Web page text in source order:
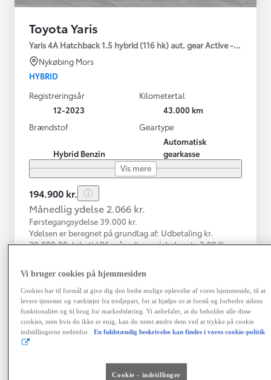
Toyota Yaris
Yaris 4A Hatchback 1.5 hybrid (116 hk) aut. gear Active -
Nykøbing Mors
HYBRID
Registreringsår
12-2023
Kilometertal
43.000 km
Brændstof
Hybrid Benzin
Geartype
Automatisk
gearkasse
Vis mere
194.900 kr.
Månedlig ydelse 2.066 kr.
Førstegangsydelse 39.000 kr.
Ydelsen er beregnet på grundlag af: Udbetaling kr.
39.000,00, løbetid 96 måneder, variabel rente 3,99 %,
42.468,64. I alt tilbagebetales kr. 198.368,64. Positiv
kreditgodkendelse og ingen registrering hos RKI
forudsættes. Kaskoforsikring er obligatorisk. Der er
fortrydelsesret på lånet. Ingen løbende mdl. gebyrer ved
betaling via en automatisk betalingstjeneste. Vi tager
forbehold for fejl, prisændringer og renteforhøjelser.
Vi bruger cookies på hjemmesiden
Cookies har til formål at give dig den bedst mulige oplevelse af vores hjemmeside, til at
levere tjenester og værktøjer fra tredjepart, for at hjælpe os at forstå og forbedre sidens
funktionalitet og til brug for markedsføring. Vi anbefaler, at du beholder alle disse
cookies, men hvis du ikke er enig, kan du nemt ændre dem ved at trykke på cookie
indstillingerne nedenfor.
En fuldstændig beskrivelse kan findes i vores cookie-politik
Cookie - indstillinger